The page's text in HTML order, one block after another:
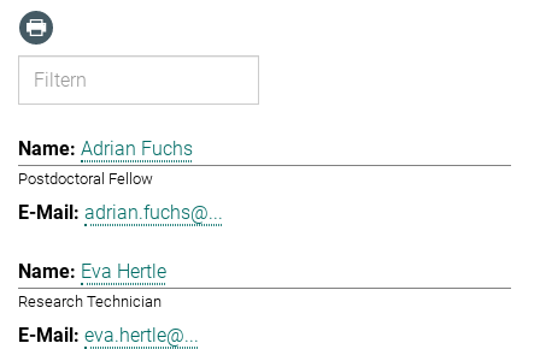
Adrian Fuchs
Postdoctoral Fellow
adrian.fuchs@...
Eva Hertle
Research Technician
eva.hertle@...